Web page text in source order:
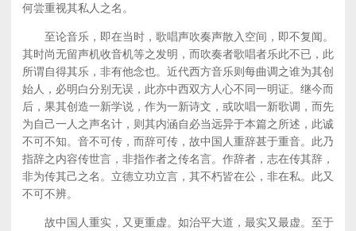
何尝重视其私人之名。
至论音乐，即在当时，歌唱声吹奏声散入空间，即不复闻。
其时尚无留声机收音机等之发明，而吹奏者歌唱者乐此不已，此
所谓自得其乐，非有他念也。近代西方音乐则每曲调之谁为其创
始人，必明白分别无误，此亦中西双方人心不同一明证。继今而
后，果其创造一新学说，作为一新诗文，或吹唱一新歌调，而先
为自己一人之声名计，则其内涵自必当远异于本篇之所述，此诚
不可不知。音不可传，而辞可传，故中国人重辞甚于重音。此乃
指辞之内容传世言，非指作者之传名言。作辞者，志在传其辞，
非为传其己之名。立德立功立言，其不朽皆在公，非在私。此又
不可不辨。
故中国人重实，又更重虚。如治平大道，最实又最虚。至于